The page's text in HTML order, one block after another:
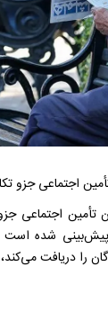
اجتماعی جزو
تأمین
شده
را دریافت